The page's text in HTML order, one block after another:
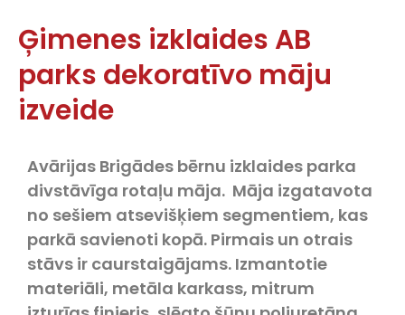
Ģimenes izklaides AB
parks dekoratīvo māju
izveide
Avārijas Brigādes bērnu izklaides parka
divstāvīga rotaļu māja. Māja izgatavota
no sešiem atsevišķiem segmentiem, kas
parkā savienoti kopā. Pirmais un otrais
stāvs ir caurstaigājams. Izmantotie
materiāli, metāla karkass, mitrum